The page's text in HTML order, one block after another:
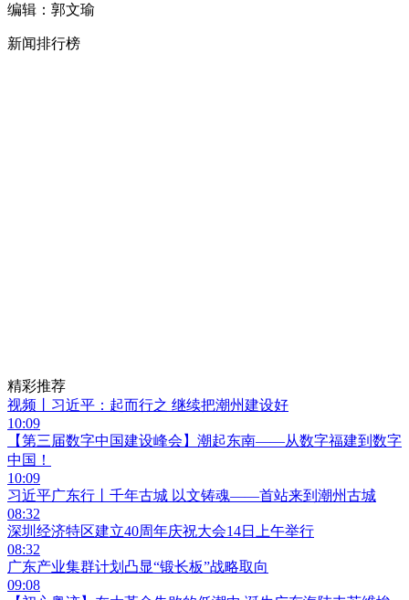
编辑：郭文瑜
新闻排行榜
精彩推荐
视频丨习近平：起而行之 继续把潮州建设好
10:09
【第三届数字中国建设峰会】潮起东南——从数字福建到数字
中国！
10:09
习近平广东行丨千年古城 以文铸魂——首站来到潮州古城
08:32
深圳经济特区建立40周年庆祝大会14日上午举行
08:32
广东产业集群计划凸显“锻长板”战略取向
09:08